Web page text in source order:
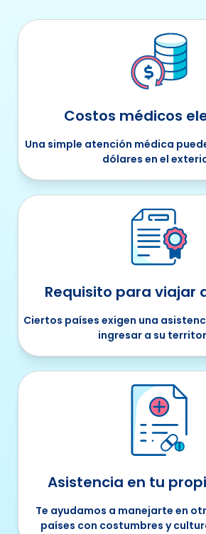
Costos médicos
Una simple atención médica
dólares en el
Requisito para viajar
Ciertos países exigen una
ingresar a su
Asistencia en tu
Te ayudamos a manejarte en
países con costumbres y